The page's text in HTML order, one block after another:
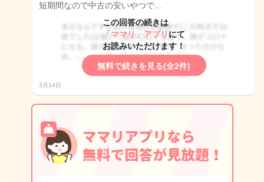
短期間なので中古の安いやつで…
この回答の続きは
「ママリ」アプリ にて
お読みいただけます！
無料で続きを見る(全2件)
3月14日